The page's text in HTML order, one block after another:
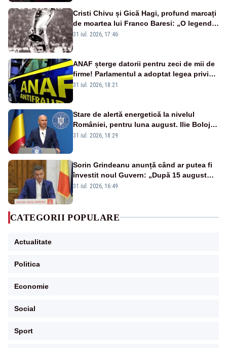
Cristi Chivu și Gică Hagi, profund marcați
de moartea lui Franco Baresi: „O legendă
a fotbalului mondial”
31 iul. 2026, 17:46
ANAF șterge datorii pentru zeci de mii de
firme! Parlamentul a adoptat legea privind
amnistia fiscală
31 iul. 2026, 18:21
Stare de alertă energetică la nivelul
României, pentru luna august. Ilie Bolojan
a anunțat importuri și posibile restricții –
31 iul. 2026, 18:29
Sorin Grindeanu anunță când ar putea fi
învestit noul Guvern: „După 15 august
sunt șanse mai mari”
31 iul. 2026, 16:49
CATEGORII POPULARE
Actualitate
Politica
Economie
Social
Sport